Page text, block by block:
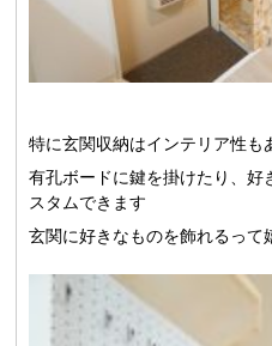
特に玄関収納はインテリア性も
有孔ボードに鍵を掛けたり、好
スタムできます
玄関に好きなものを飾れるって